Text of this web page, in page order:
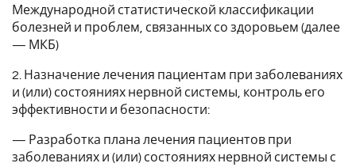
Международной статистической классификации
болезней и проблем, связанных со здоровьем (далее
— МКБ)
2. Назначение лечения пациентам при заболеваниях
и (или) состояниях нервной системы, контроль его
эффективности и безопасности:
— Разработка плана лечения пациентов при
заболеваниях и (или) состояниях нервной системы с